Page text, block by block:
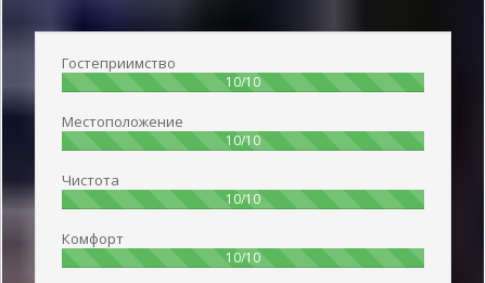
Гостеприимство
10/10100%
Местоположение
10/10100%
Чистота
10/10100%
Комфорт
10/10100%